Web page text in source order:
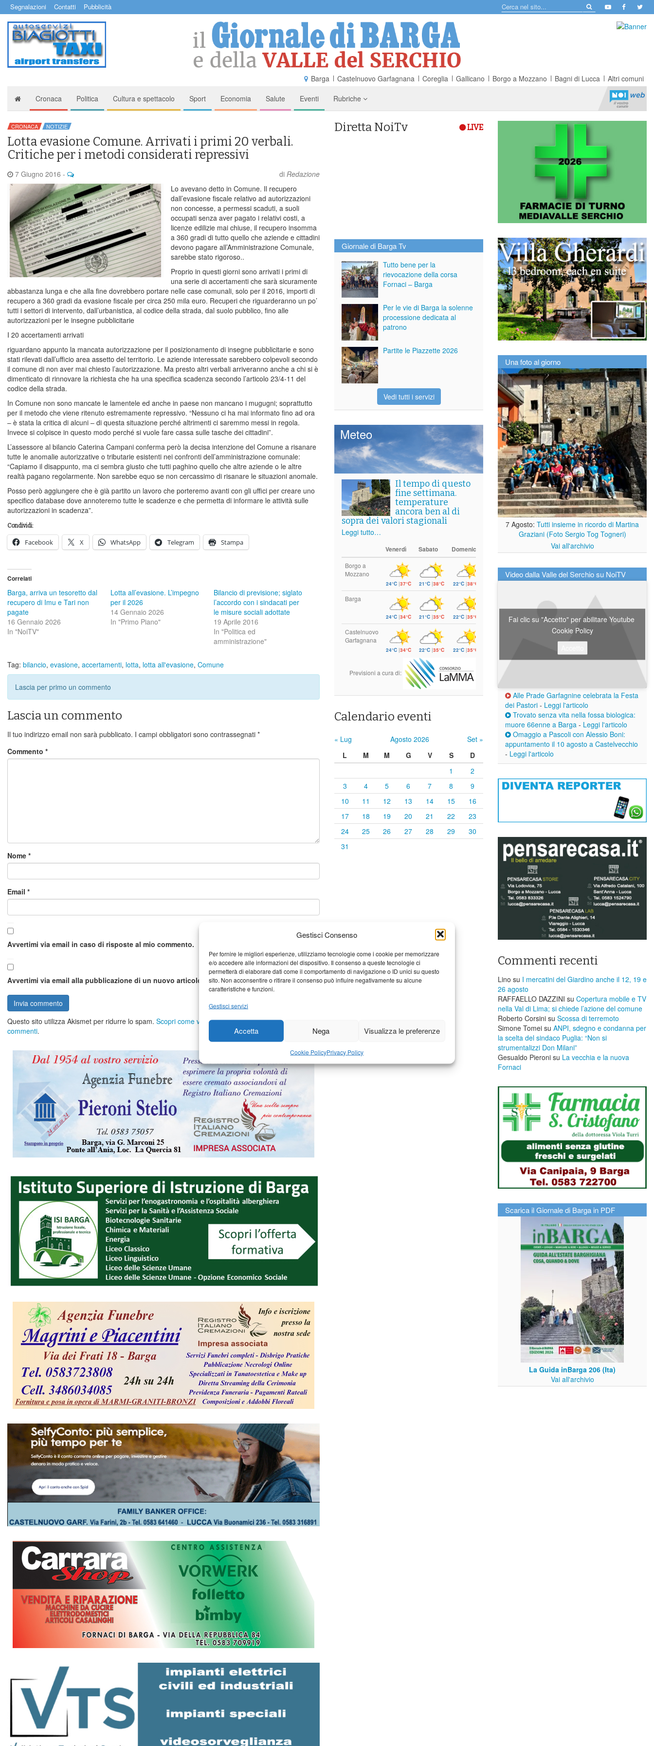
Gestisci Consenso
Per fornire le migliori esperienze, utilizziamo tecnologie come i cookie per memorizzare
e/o accedere alle informazioni del dispositivo. Il consenso a queste tecnologie ci
permetterà di elaborare dati come il comportamento di navigazione o ID unici su questo
sito. Non acconsentire o ritirare il consenso può influire negativamente su alcune
caratteristiche e funzioni.
Gestisci servizi
Accetta Nega Visualizza le preferenze
Cookie PolicyPrivacy Policy
Segnalazioni Contatti Pubblicità
Barga Castelnuovo Garfagnana Coreglia Gallicano Borgo a Mozzano Bagni di Lucca Altri comuni
Cronaca Politica Cultura e spettacolo Sport Economia Salute Eventi Rubriche
CRONACA NOTIZIE
Lotta evasione Comune. Arrivati i primi 20 verbali.
Critiche per i metodi considerati repressivi
7 Giugno 2016 - di Redazione
Lo avevano detto in Comune. Il recupero
dall’evasione fiscale relativo ad autorizzazioni
non concesse, a permessi scaduti, a suoli
occupati senza aver pagato i relativi costi, a
licenze edilizie mai chiuse, il recupero insomma
a 360 gradi di tutto quello che aziende e cittadini
devono pagare all’Amministrazione Comunale,
sarebbe stato rigoroso..
Proprio in questi giorni sono arrivati i primi di
una serie di accertamenti che sarà sicuramente
abbastanza lunga e che alla fine dovrebbero portare nelle case comunali, solo per il 2016, importi di
recupero a 360 gradi da evasione fiscale per circa 250 mila euro. Recuperi che riguarderanno un po’
tutti i settori di intervento, dall’urbanistica, al codice della strada, dal suolo pubblico, fino alle
autorizzazioni per le insegne pubblicitarie
I 20 accertamenti arrivati
riguardano appunto la mancata autorizzazione per il posizionamento di insegne pubblicitarie e sono
stati rilevati dall’ufficio area assetto del territorio. Le aziende interessate sarebbero colpevoli secondo
il comune di non aver mai chiesto l’autorizzazione. Ma presto altri verbali arriveranno anche a chi si è
dimenticato di rinnovare la richiesta che ha una specifica scadenza secondo l’articolo 23/4-11 del
codice della strada.
In Comune non sono mancate le lamentele ed anche in paese non mancano i mugugni; soprattutto
per il metodo che viene ritenuto estremamente repressivo. “Nessuno ci ha mai informato fino ad ora
– è stata la critica di alcuni – di questa situazione perché altrimenti ci saremmo messi in regola.
Invece si colpisce in questo modo perché si vuole fare cassa sulle tasche dei cittadini”.
L’assessore al bilancio Caterina Campani conferma però la decisa intenzione del Comune a risanare
tutte le anomalie autorizzative o tributarie esistenti nei confronti dell’amministrazione comunale:
“Capiamo il disappunto, ma ci sembra giusto che tutti paghino quello che altre aziende o le altre
realtà pagano regolarmente. Non sarebbe equo se non cercassimo di risanare le situazioni anomale.
Posso però aggiungere che è già partito un lavoro che porteremo avanti con gli uffici per creare uno
specifico database dove annoteremo tutte le scadenze e che permetta di informare le attività sulle
autorizzazioni in scadenza”.
Condividi:
Facebook X WhatsApp Telegram Stampa
Correlati
Barga, arriva un tesoretto dal
recupero di Imu e Tari non
pagate
16 Gennaio 2026
In "NoiTV"
Lotta all’evasione. L’impegno
per il 2026
14 Gennaio 2026
In "Primo Piano"
Bilancio di previsione; siglato
l’accordo con i sindacati per
le misure sociali adottate
19 Aprile 2016
In "Politica ed
amministrazione"
Tag: bilancio, evasione, accertamenti, lotta, lotta all'evasione, Comune
Lascia per primo un commento
Lascia un commento
Il tuo indirizzo email non sarà pubblicato. I campi obbligatori sono contrassegnati *
Commento *
Nome *
Email *
Avvertimi via email in caso di risposte al mio commento.
Avvertimi via email alla pubblicazione di un nuovo articolo.
Questo sito utilizza Akismet per ridurre lo spam. Scopri come vengono elaborati i dati derivati dai
commenti.
Diretta NoiTv LIVE
Giornale di Barga Tv
Tutto bene per la
rievocazione della corsa
Fornaci – Barga
Per le vie di Barga la solenne
processione dedicata al
patrono
Partite le Piazzette 2026
Vedi tutti i servizi
Meteo
Il tempo di questo
fine settimana.
temperature
ancora ben al di
sopra dei valori stagionali
Leggi tutto…
Venerdì Sabato Domenica
Borgo a
Mozzano
24°C |37°C 21°C |38°C 22°C |38°C
Barga
24°C |34°C 21°C |35°C 22°C |35°C
Castelnuovo
Garfagnana
24°C |34°C 22°C |35°C 22°C |35°C
Previsioni a cura di:
Calendario eventi
« Lug Agosto 2026
Set »
L
M M G V S
D
1
2
3
4 5 6 7 8
9
10
11 12 13 14 15
16
17
18 19 20 21 22
23
24
25 26 27 28 29
30
31
Una foto al giorno
7 Agosto: Tutti insieme in ricordo di Martina
Graziani (Foto Sergio Tog Togneri)
Vai all'archivio
Video dalla Valle del Serchio su NoiTV
Fai clic su "Accetto" per abilitare Youtube
Cookie Policy
Alle Prade Garfagnine celebrata la Festa
dei Pastori - Leggi l'articolo
Trovato senza vita nella fossa biologica:
muore 66enne a Barga - Leggi l'articolo
Omaggio a Pascoli con Alessio Boni:
appuntamento il 10 agosto a Castelvecchio
- Leggi l'articolo
Commenti recenti
Lino su I mercatini del Giardino anche il 12, 19 e
26 agosto
RAFFAELLO DAZZINI su ​Copertura mobile e TV
nella Val di Lima; si chiede l’azione del comune
Roberto Corsini su Scossa di terremoto
Simone Tomei su ANPI, sdegno e condanna per
la scelta del sindaco Puglia: “Non si
strumentalizzi Don Milani”
Gesualdo Pieroni su La vecchia e la nuova
Fornaci
Scarica il Giornale di Barga in PDF
La Guida inBarga 206 (Ita)
Vai all'archivio